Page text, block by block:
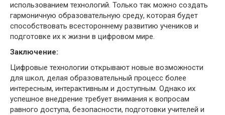
использованием технологий. Только так можно создать
гармоничную образовательную среду, которая будет
способствовать всестороннему развитию учеников и
подготовке их к жизни в цифровом мире.
Заключение:
Цифровые технологии открывают новые возможности
для школ, делая образовательный процесс более
интересным, интерактивным и доступным. Однако их
успешное внедрение требует внимания к вопросам
равного доступа, безопасности, подготовки учителей и